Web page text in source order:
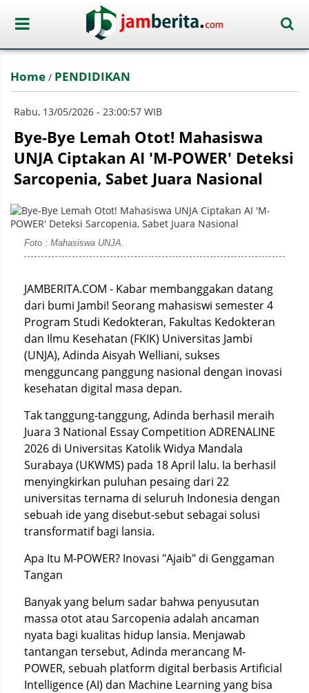
Home / PENDIDIKAN
Rabu, 13/05/2026 - 23:00:57 WIB
Bye-Bye Lemah Otot! Mahasiswa
UNJA Ciptakan AI 'M-POWER' Deteksi
Sarcopenia, Sabet Juara Nasional
Foto : Mahasiswa UNJA.
JAMBERITA.COM - Kabar membanggakan datang
dari bumi Jambi! Seorang mahasiswi semester 4
Program Studi Kedokteran, Fakultas Kedokteran
dan Ilmu Kesehatan (FKIK) Universitas Jambi
(UNJA), Adinda Aisyah Welliani, sukses
mengguncang panggung nasional dengan inovasi
kesehatan digital masa depan.
Tak tanggung-tanggung, Adinda berhasil meraih
Juara 3 National Essay Competition ADRENALINE
2026 di Universitas Katolik Widya Mandala
Surabaya (UKWMS) pada 18 April lalu. Ia berhasil
menyingkirkan puluhan pesaing dari 22
universitas ternama di seluruh Indonesia dengan
sebuah ide yang disebut-sebut sebagai solusi
transformatif bagi lansia.
Apa Itu M-POWER? Inovasi "Ajaib" di Genggaman
Tangan
Banyak yang belum sadar bahwa penyusutan
massa otot atau Sarcopenia adalah ancaman
nyata bagi kualitas hidup lansia. Menjawab
tantangan tersebut, Adinda merancang M-
POWER, sebuah platform digital berbasis Artificial
Intelligence (AI) dan Machine Learning yang bisa